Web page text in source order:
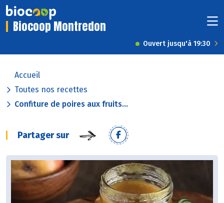
Biocoop Montredon
Ouvert jusqu'à 19:30
Accueil
Toutes nos recettes
Confiture de poires aux fruits...
Partager sur